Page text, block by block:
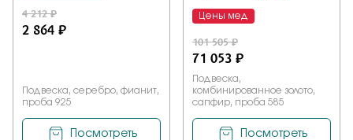
4 212 ₽
2 864 ₽
Подвеска, серебро, фианит,
проба 925
Посмотреть
Цены мед
101 505 ₽
71 053 ₽
Подвеска,
комбинированное золото,
сапфир, проба 585
Посмотреть